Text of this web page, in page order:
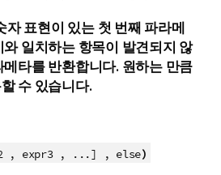
표현이 있는 첫 번째 파라메
일치하는 항목이 발견되지 않
타를 반환합니다. 원하는 만큼
수 있습니다.
, expr3 , ...] , else)